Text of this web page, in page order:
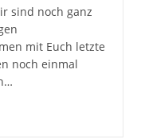
sind noch ganz
mit Euch letzte
noch einmal